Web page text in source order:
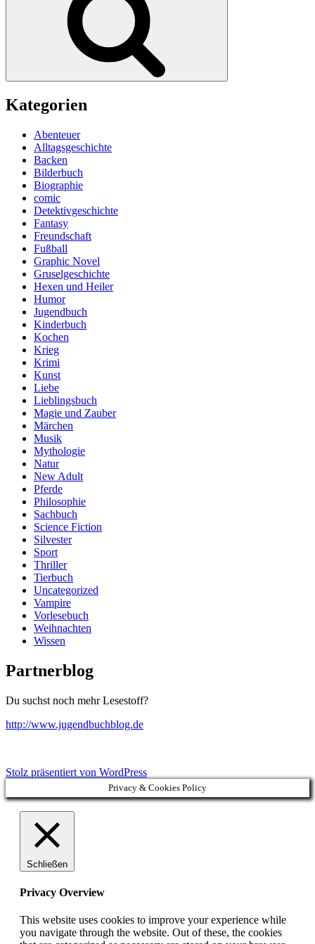
Kategorien
Abenteuer
Alltagsgeschichte
Backen
Bilderbuch
Biographie
comic
Detektivgeschichte
Fantasy
Freundschaft
Fußball
Graphic Novel
Gruselgeschichte
Hexen und Heiler
Humor
Jugendbuch
Kinderbuch
Kochen
Krieg
Krimi
Kunst
Liebe
Lieblingsbuch
Magie und Zauber
Märchen
Musik
Mythologie
Natur
New Adult
Pferde
Philosophie
Sachbuch
Science Fiction
Silvester
Sport
Thriller
Tierbuch
Uncategorized
Vampire
Vorlesebuch
Weihnachten
Wissen
Partnerblog
Du suchst noch mehr Lesestoff?
http://www.jugendbuchblog.de
Stolz präsentiert von WordPress
Privacy & Cookies Policy
Schließen
Privacy Overview
This website uses cookies to improve your experience while
you navigate through the website. Out of these, the cookies